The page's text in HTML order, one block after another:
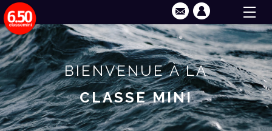
BIENVENUE À LA
CLASSE MINI